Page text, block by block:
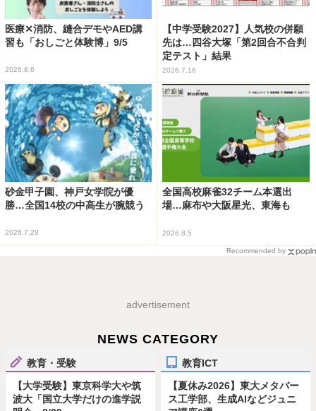
医療✕消防、縫合デモやAED講
習も「おしごと体験博」9/5
2026.8.6
【中学受験2027】人気校の併願
先は…四谷大塚「第2回合不合判
定テスト」結果
2026.7.16
砂金甲子園、神戸女学院が優
勝…全国14校の中高生が腕競う
2026.7.29
全国高校麻雀32チーム本選出
場…麻布や大阪星光、東海も
2026.8.5
Recommended by
advertisement
NEWS CATEGORY
教育・受験
【大学受験】東京科学大や筑
波大「国立大学だけの進学説
教育ICT
【夏休み2026】東大メタバー
ス工学部、生成AIなどジュニ